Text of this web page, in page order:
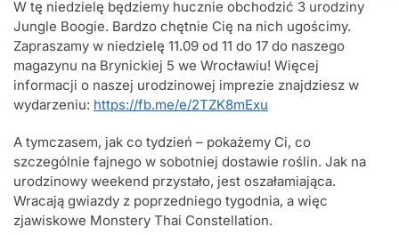
W tę niedzielę będziemy hucznie obchodzić 3 urodziny
Jungle Boogie. Bardzo chętnie Cię na nich ugościmy.
Zapraszamy w niedzielę 11.09 od 11 do 17 do naszego
magazynu na Brynickiej 5 we Wrocławiu! Więcej
informacji o naszej urodzinowej imprezie znajdziesz w
wydarzeniu: https://fb.me/e/2TZK8mExu
A tymczasem, jak co tydzień – pokażemy Ci, co
szczególnie fajnego w sobotniej dostawie roślin. Jak na
urodzinowy weekend przystało, jest oszałamiająca.
Wracają gwiazdy z poprzedniego tygodnia, a więc
zjawiskowe Monstery Thai Constellation.